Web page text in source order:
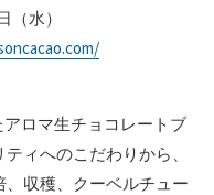
（水）
ロマ生チョコレートブ
ィへのこだわりから、
収穫、クーベルチュー